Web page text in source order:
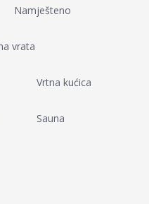
Namješteno
vrata
Vrtna kućica
Sauna